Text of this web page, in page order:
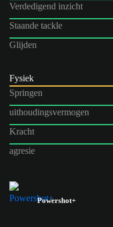
Verdedigend inzicht
Staande tackle
Glijden
Fysiek
Springen
uithoudingsvermogen
Kracht
agresie
Powershot+